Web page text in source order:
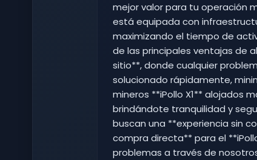
mejor valor para tu operación
está equipada con
maximizando el tiempo de
de las principales ventajas de
sitio**, donde cualquier
solucionado rápidamente,
mineros **iPollo X1** alojados
brindándote tranquilidad y
buscan una **experiencia sin
compra directa** para el
problemas a través de